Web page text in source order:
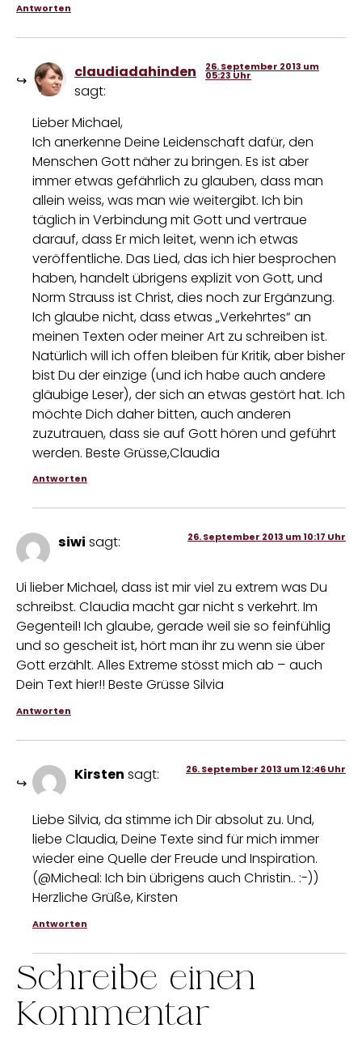
Antworten
claudiadahinden
sagt:
26. September 2013 um
05:23 Uhr
Lieber Michael,
Ich anerkenne Deine Leidenschaft dafür, den
Menschen Gott näher zu bringen. Es ist aber
immer etwas gefährlich zu glauben, dass man
allein weiss, was man wie weitergibt. Ich bin
täglich in Verbindung mit Gott und vertraue
darauf, dass Er mich leitet, wenn ich etwas
veröffentliche. Das Lied, das ich hier besprochen
haben, handelt übrigens explizit von Gott, und
Norm Strauss ist Christ, dies noch zur Ergänzung.
Ich glaube nicht, dass etwas „Verkehrtes“ an
meinen Texten oder meiner Art zu schreiben ist.
Natürlich will ich offen bleiben für Kritik, aber bisher
bist Du der einzige (und ich habe auch andere
gläubige Leser), der sich an etwas gestört hat. Ich
möchte Dich daher bitten, auch anderen
zuzutrauen, dass sie auf Gott hören und geführt
werden. Beste Grüsse,Claudia
Antworten
siwi sagt: 26. September 2013 um 10:17 Uhr
Ui lieber Michael, dass ist mir viel zu extrem was Du
schreibst. Claudia macht gar nicht s verkehrt. Im
Gegenteil! Ich glaube, gerade weil sie so feinfühlig
und so gescheit ist, hört man ihr zu wenn sie über
Gott erzählt. Alles Extreme stösst mich ab – auch
Dein Text hier!! Beste Grüsse Silvia
Antworten
Kirsten sagt: 26. September 2013 um 12:46 Uhr
Liebe Silvia, da stimme ich Dir absolut zu. Und,
liebe Claudia, Deine Texte sind für mich immer
wieder eine Quelle der Freude und Inspiration.
(@Micheal: Ich bin übrigens auch Christin.. :-))
Herzliche Grüße, Kirsten
Antworten
Schreibe einen
Kommentar